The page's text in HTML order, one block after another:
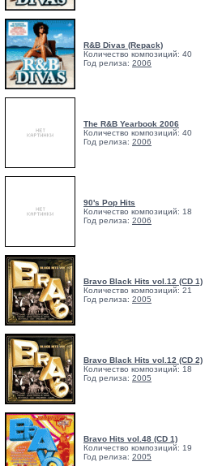
R&B Divas (Repack)
Количество композиций: 40
Год релиза: 2006
The R&B Yearbook 2006
Количество композиций: 40
Год релиза: 2006
90's Pop Hits
Количество композиций: 18
Год релиза: 2006
Bravo Black Hits vol.12 (CD 1)
Количество композиций: 21
Год релиза: 2005
Bravo Black Hits vol.12 (CD 2)
Количество композиций: 18
Год релиза: 2005
Bravo Hits vol.48 (CD 1)
Количество композиций: 19
Год релиза: 2005